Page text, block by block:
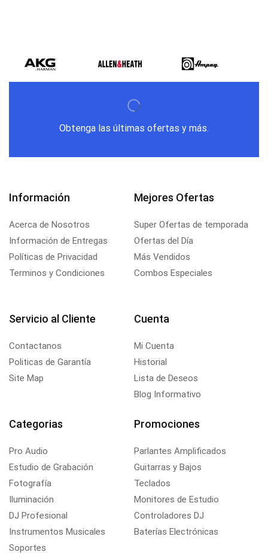
Obtenga las últimas ofertas y más.
Información
Acerca de Nosotros
Información de Entregas
Políticas de Privacidad
Terminos y Condiciones
Mejores Ofertas
Super Ofertas de temporada
Ofertas del Día
Más Vendidos
Combos Especiales
Servicio al Cliente
Contactanos
Politicas de Garantía
Site Map
Cuenta
Mi Cuenta
Historial
Lista de Deseos
Blog Informativo
Categorias
Pro Audio
Estudio de Grabación
Fotografía
Iluminación
DJ Profesional
Instrumentos Musicales
Soportes
Promociones
Parlantes Amplificados
Guitarras y Bajos
Teclados
Monitores de Estudio
Controladores DJ
Baterías Electrónicas